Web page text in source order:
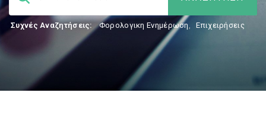
Συχνές Αναζητήσεις: Φορολογικη Ενημέρωση, Επιχειρήσεις